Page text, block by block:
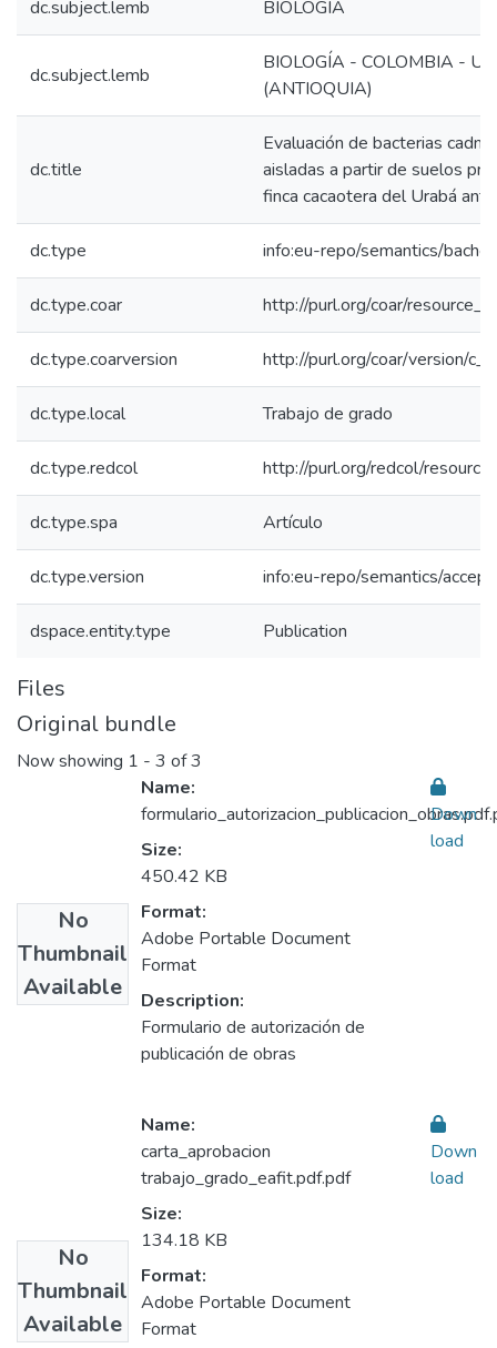
dc.subject.lemb BIOLOGÍA
dc.subject.lemb
BIOLOGÍA - COLOMBIA -
(ANTIOQUIA)
dc.title
Evaluación de bacterias
aisladas a partir de suelos
finca cacaotera del Urabá
dc.type info:eu-repo/semantics/
dc.type.coar http://purl.org/coar/
dc.type.coarversion http://purl.org/coar/version/
dc.type.local Trabajo de grado
dc.type.redcol http://purl.org/redcol/
dc.type.spa Artículo
dc.type.version info:eu-repo/semantics/
dspace.entity.type Publication
Files
Original bundle
Now showing 1 - 3 of 3
No
Thumbnail
Available
Name:
Size:
450.42 KB
Format:
Adobe Portable Document
Format
Description:
Formulario de autorización de
publicación de obras
Down
load
No
Thumbnail
Available
Name:
carta_aprobacion
trabajo_grado_eafit.pdf.pdf
Size:
134.18 KB
Format:
Adobe Portable Document
Format
Down
load